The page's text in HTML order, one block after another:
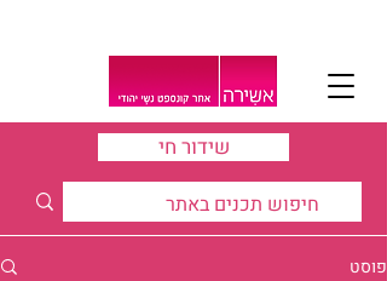
שידור חי
פוסט